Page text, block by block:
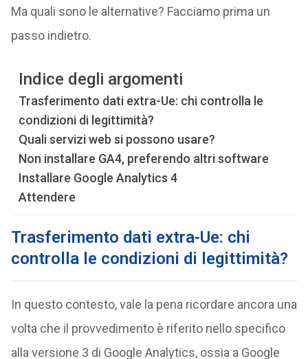
Ma quali sono le alternative? Facciamo prima un
passo indietro.
Indice degli argomenti
Trasferimento dati extra-Ue: chi controlla le
condizioni di legittimità?
Quali servizi web si possono usare?
Non installare GA4, preferendo altri software
Installare Google Analytics 4
Attendere
Trasferimento dati extra-Ue: chi
controlla le condizioni di legittimità?
In questo contesto, vale la pena ricordare ancora una
volta che il provvedimento è riferito nello specifico
alla versione 3 di Google Analytics, ossia a Google